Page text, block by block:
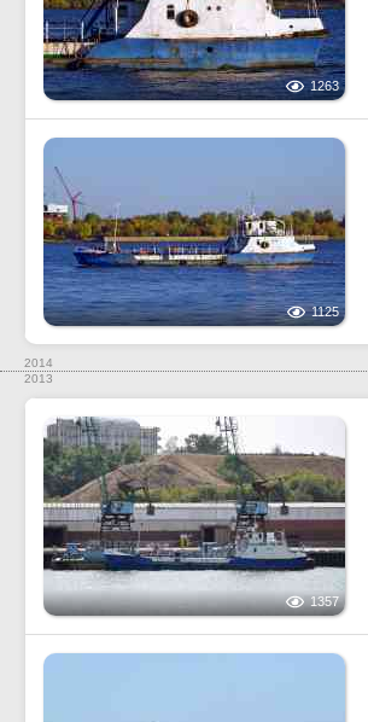
1263
1125
2014
2013
1357